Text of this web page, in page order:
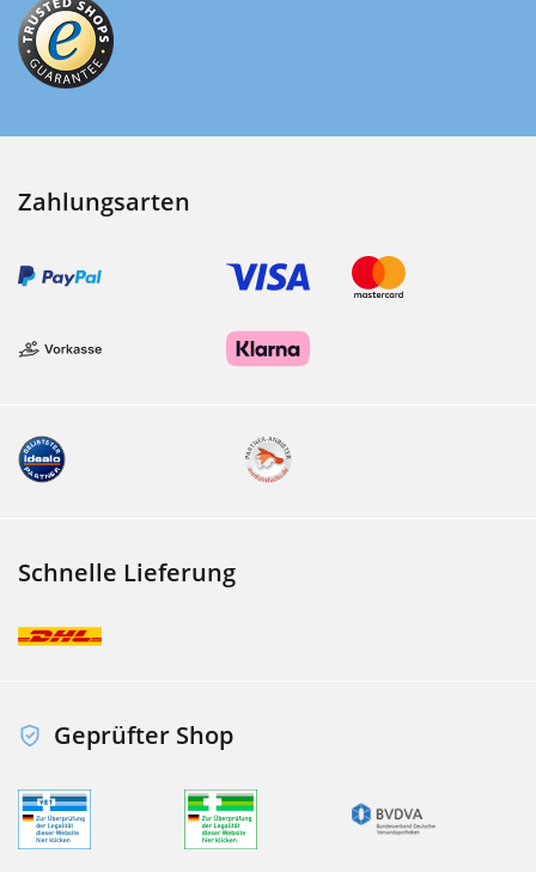
Zahlungsarten
Schnelle Lieferung
Geprüfter Shop